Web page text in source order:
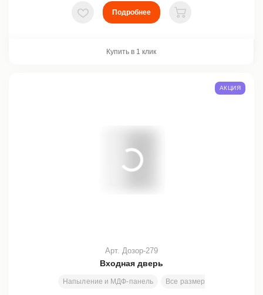
В избранное
Подробнее
В корзину
Купить в 1 клик
Входная дверь
Напыление и МДФ-панель Все размеры
Арт. Дозор-279
АКЦИЯ